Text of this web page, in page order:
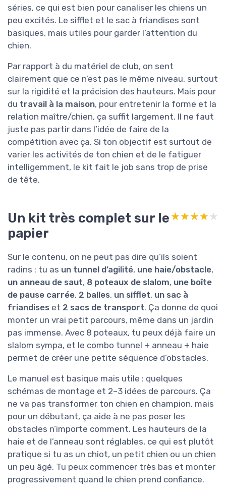
séries, ce qui est bien pour canaliser les chiens un
peu excités. Le sifflet et le sac à friandises sont
basiques, mais utiles pour garder l’attention du
chien.
Par rapport à du matériel de club, on sent
clairement que ce n’est pas le même niveau, surtout
sur la rigidité et la précision des hauteurs. Mais pour
du travail à la maison, pour entretenir la forme et la
relation maître/chien, ça suffit largement. Il ne faut
juste pas partir dans l’idée de faire de la
compétition avec ça. Si ton objectif est surtout de
varier les activités de ton chien et de le fatiguer
intelligemment, le kit fait le job sans trop de prise
de tête.
Un kit très complet sur le
papier
★★★★★
★★★★★
Sur le contenu, on ne peut pas dire qu’ils soient
radins : tu as un tunnel d’agilité, une haie/obstacle,
un anneau de saut, 8 poteaux de slalom, une boîte
de pause carrée, 2 balles, un sifflet, un sac à
friandises et 2 sacs de transport. Ça donne de quoi
monter un vrai petit parcours, même dans un jardin
pas immense. Avec 8 poteaux, tu peux déjà faire un
slalom sympa, et le combo tunnel + anneau + haie
permet de créer une petite séquence d’obstacles.
Le manuel est basique mais utile : quelques
schémas de montage et 2–3 idées de parcours. Ça
ne va pas transformer ton chien en champion, mais
pour un débutant, ça aide à ne pas poser les
obstacles n’importe comment. Les hauteurs de la
haie et de l’anneau sont réglables, ce qui est plutôt
pratique si tu as un chiot, un petit chien ou un chien
un peu âgé. Tu peux commencer très bas et monter
progressivement quand le chien prend confiance.